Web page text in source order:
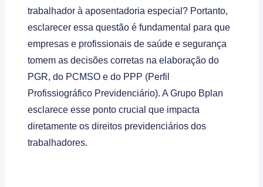
trabalhador à aposentadoria especial? Portanto,
esclarecer essa questão é fundamental para que
empresas e profissionais de saúde e segurança
tomem as decisões corretas na elaboração do
PGR, do PCMSO e do PPP (Perfil
Profissiográfico Previdenciário). A Grupo Bplan
esclarece esse ponto crucial que impacta
diretamente os direitos previdenciários dos
trabalhadores.